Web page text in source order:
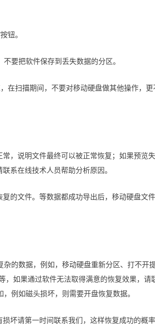
钮。
要把软件保存到丢失数据的分区。
在扫描期间，不要对移动硬盘做其他操作，更
，说明文件最终可以被正常恢复；如果预览失
系在线技术人员帮助分析原因。
的文件。等数据都成功导出后，移动硬盘文
的数据，例如，移动硬盘重新分区、打不开
，如果通过软件无法取得满意的恢复效果，请
例如磁头损坏，则需要开盘恢复数据。
坏请第一时间联系我们，这样恢复成功的概